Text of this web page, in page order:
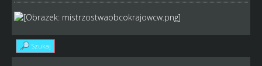
Szukaj